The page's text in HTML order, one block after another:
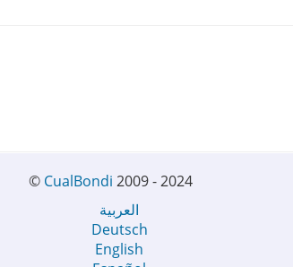
© CualBondi 2009 - 2024
العربية
Deutsch
English